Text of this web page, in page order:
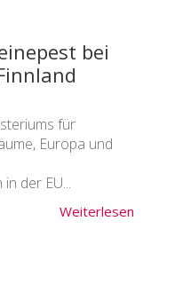
bei
für
Europa und
der EU...
Weiterlesen